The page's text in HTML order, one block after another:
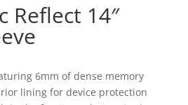
Reflect 14″
6mm of dense memory
lining for device protection